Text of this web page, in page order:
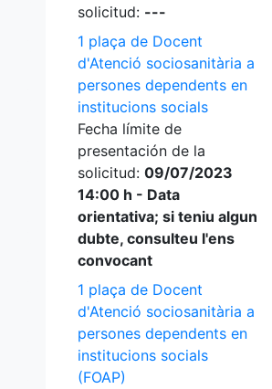
solicitud: ---
1 plaça de Docent
d'Atenció sociosanitària a
persones dependents en
institucions socials
Fecha límite de
presentación de la
solicitud: 09/07/2023
14:00 h - Data
orientativa; si teniu algun
dubte, consulteu l'ens
convocant
1 plaça de Docent
d'Atenció sociosanitària a
persones dependents en
institucions socials
(FOAP)